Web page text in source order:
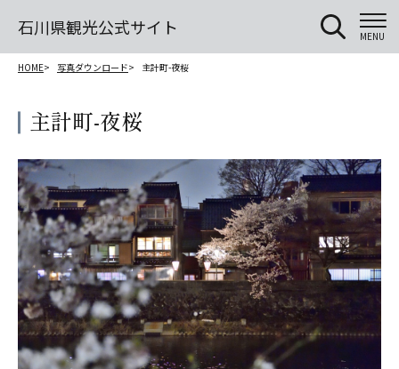
石川県観光公式サイト MENU
HOME 写真ダウンロード 主計町-夜桜
主計町-夜桜